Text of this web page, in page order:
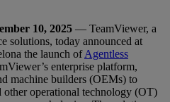
10, 2025 — TeamViewer, a
solutions, today announced at
the launch ofAgentless
enterprise platform,
machine builders (OEMs) to
operational technology (OT)